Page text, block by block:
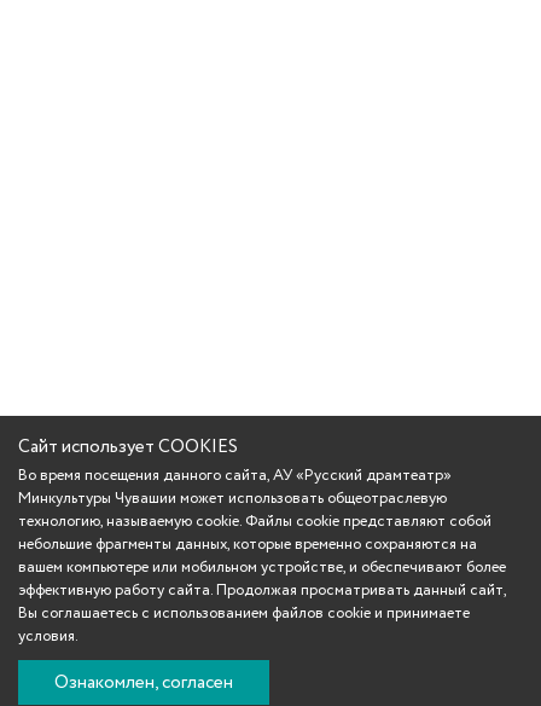
Сайт использует COOKIES
Во время посещения данного сайта, АУ «Русский драмтеатр»
Минкультуры Чувашии может использовать общеотраслевую
технологию, называемую cookie. Файлы cookie представляют собой
небольшие фрагменты данных, которые временно сохраняются на
вашем компьютере или мобильном устройстве, и обеспечивают более
эффективную работу сайта. Продолжая просматривать данный сайт,
Вы соглашаетесь с использованием файлов cookie и принимаете
условия.
Ознакомлен, согласен